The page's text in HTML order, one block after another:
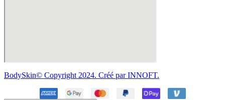
BodySkin© Copyright 2024. Créé par INNOFT.